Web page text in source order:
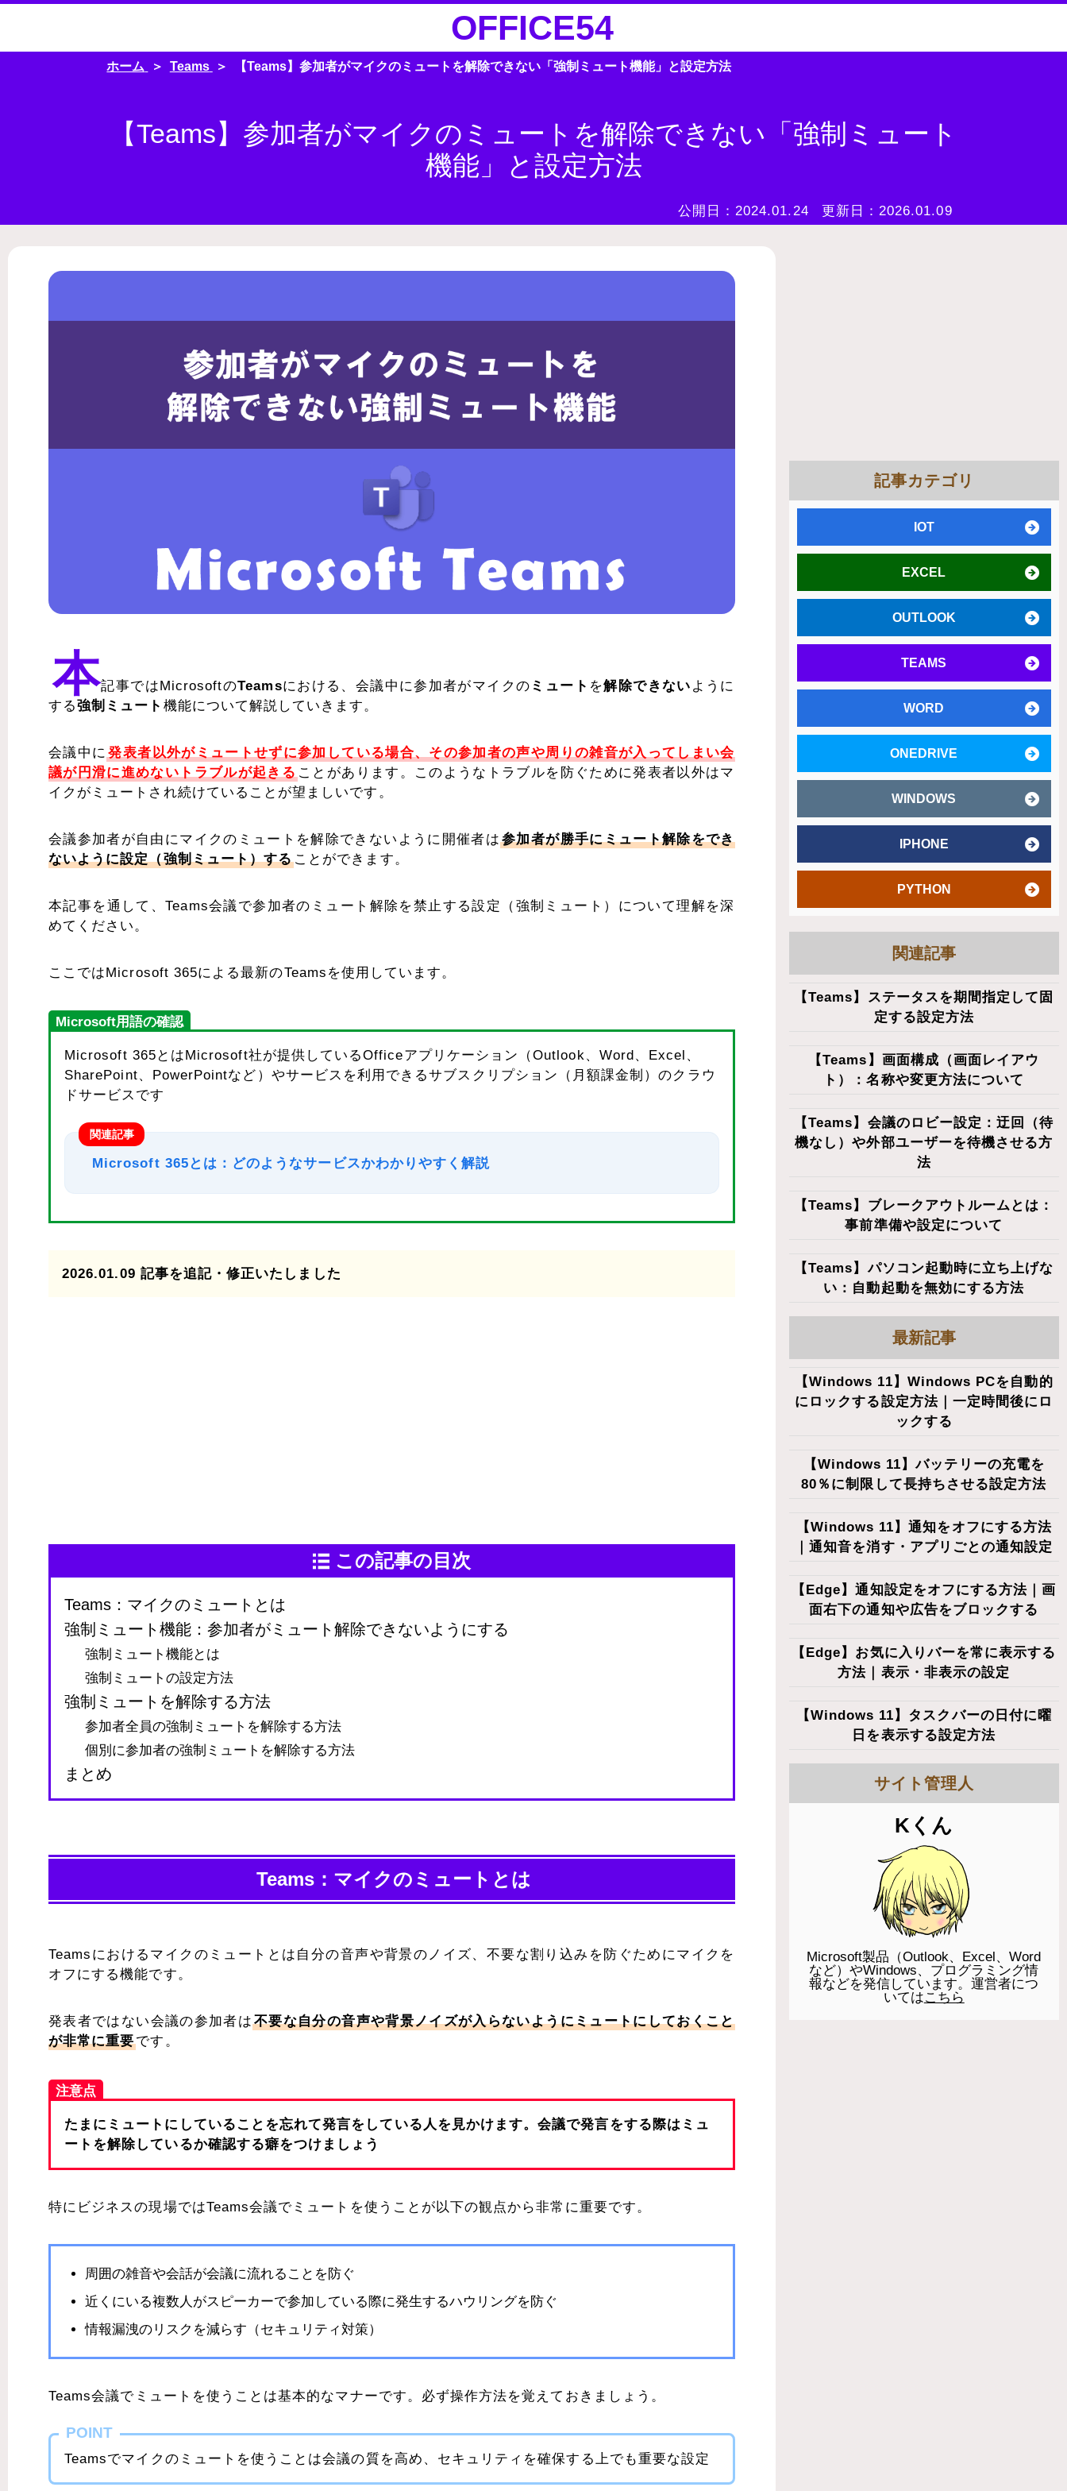
OFFICE54
ホーム Teams 【Teams】参加者がマイクのミュートを解除できない「強制ミュート機能」と設定方法
【Teams】参加者がマイクのミュートを解除できない「強制ミュート
機能」と設定方法
公開日： 2024.01.24 更新日： 2026.01.09
本記事ではMicrosoftのTeamsにおける、会議中に参加者がマイクの ミュート を解除できない ように
する強制ミュート 機能について解説していきます。
会議中に 発表者以外がミュートせずに参加している場合、その参加者の声や周りの雑音が入ってしまい会
議が円滑に進めないトラブルが起きる ことがあります。このようなトラブルを防ぐために発表者以外はマ
イクがミュートされ続けていることが望ましいです。
会議参加者が自由にマイクのミュートを解除できないように開催者は参加者が勝手にミュート解除をでき
ないように設定（強制ミュート）する ことができます。
本記事を通して、Teams会議で参加者のミュート解除を禁止する設定（強制ミュート）について理解を深
めてください。
ここではMicrosoft 365による最新のTeamsを使用しています。
Microsoft用語の確認
Microsoft 365とはMicrosoft社が提供しているOfficeアプリケーション（Outlook、Word、Excel、
SharePoint、PowerPointなど）やサービスを利用できるサブスクリプション（月額課金制）のクラウ
ドサービスです
関連記事
Microsoft 365とは：どのようなサービスかわかりやすく解説
2026.01.09 記事を追記・修正いたしました
この記事の目次
Teams：マイクのミュートとは
強制ミュート機能：参加者がミュート解除できないようにする
強制ミュート機能とは
強制ミュートの設定方法
強制ミュートを解除する方法
参加者全員の強制ミュートを解除する方法
個別に参加者の強制ミュートを解除する方法
まとめ
Teams：マイクのミュートとは
Teamsにおけるマイクのミュートとは自分の音声や背景のノイズ、不要な割り込みを防ぐためにマイクを
オフにする機能です。
発表者ではない会議の参加者は不要な自分の音声や背景ノイズが入らないようにミュートにしておくこと
が非常に重要です。
注意点
たまにミュートにしていることを忘れて発言をしている人を見かけます。会議で発言をする際はミュ
ートを解除しているか確認する癖をつけましょう
特にビジネスの現場ではTeams会議でミュートを使うことが以下の観点から非常に重要です。
周囲の雑音や会話が会議に流れることを防ぐ
近くにいる複数人がスピーカーで参加している際に発生するハウリングを防ぐ
情報漏洩のリスクを減らす（セキュリティ対策）
Teams会議でミュートを使うことは基本的なマナーです。必ず操作方法を覚えておきましょう。
POINT
Teamsでマイクのミュートを使うことは会議の質を高め、セキュリティを確保する上でも重要な設定
記事カテゴリ
IOT
EXCEL
OUTLOOK
TEAMS
WORD
ONEDRIVE
WINDOWS
IPHONE
PYTHON
関連記事
【Teams】ステータスを期間指定して固
定する設定方法
【Teams】画面構成（画面レイアウ
ト）：名称や変更方法について
【Teams】会議のロビー設定：迂回（待
機なし）や外部ユーザーを待機させる方
法
【Teams】ブレークアウトルームとは：
事前準備や設定について
【Teams】パソコン起動時に立ち上げな
い：自動起動を無効にする方法
最新記事
【Windows 11】Windows PCを自動的
にロックする設定方法｜一定時間後にロ
ックする
【Windows 11】バッテリーの充電を
80％に制限して長持ちさせる設定方法
【Windows 11】通知をオフにする方法
｜通知音を消す・アプリごとの通知設定
【Edge】通知設定をオフにする方法｜画
面右下の通知や広告をブロックする
【Edge】お気に入りバーを常に表示する
方法｜表示・非表示の設定
【Windows 11】タスクバーの日付に曜
日を表示する設定方法
サイト管理人
Kくん
Microsoft製品（Outlook、Excel、Word
など）やWindows、プログラミング情
報などを発信しています。運営者につ
いてはこちら